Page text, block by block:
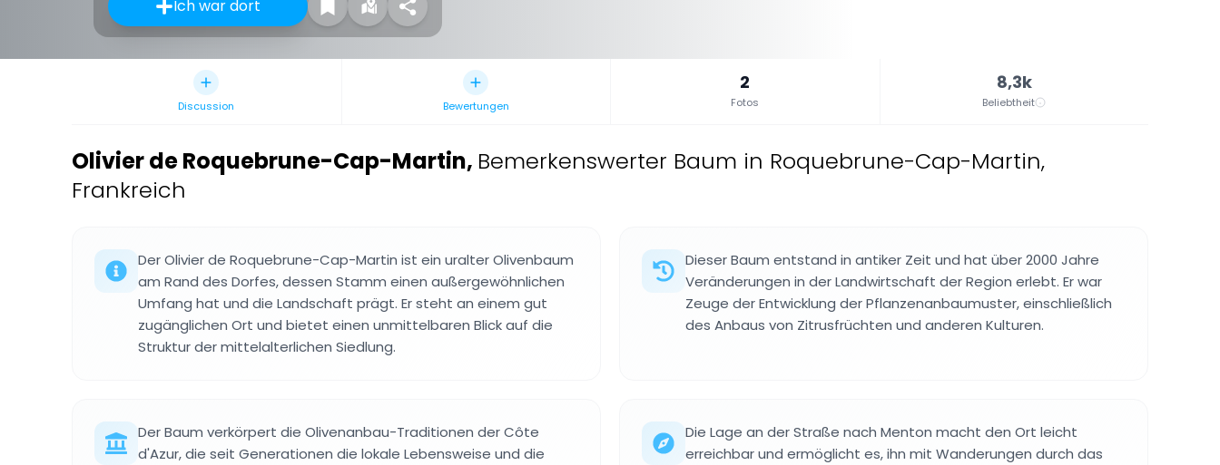
Ich war dort
Discussion Bewertungen
2
Fotos
8,3k
Beliebtheit
Olivier de Roquebrune-Cap-Martin, Bemerkenswerter Baum in Roquebrune-Cap-Martin,
Frankreich
Der Olivier de Roquebrune-Cap-Martin ist ein uralter Olivenbaum
am Rand des Dorfes, dessen Stamm einen außergewöhnlichen
Umfang hat und die Landschaft prägt. Er steht an einem gut
zugänglichen Ort und bietet einen unmittelbaren Blick auf die
Struktur der mittelalterlichen Siedlung.
Dieser Baum entstand in antiker Zeit und hat über 2000 Jahre
Veränderungen in der Landwirtschaft der Region erlebt. Er war
Zeuge der Entwicklung der Pflanzenanbaumuster, einschließlich
des Anbaus von Zitrusfrüchten und anderen Kulturen.
Der Baum verkörpert die Olivenanbau-Traditionen der Côte
d'Azur, die seit Generationen die lokale Lebensweise und die
Die Lage an der Straße nach Menton macht den Ort leicht
erreichbar und ermöglicht es, ihn mit Wanderungen durch das